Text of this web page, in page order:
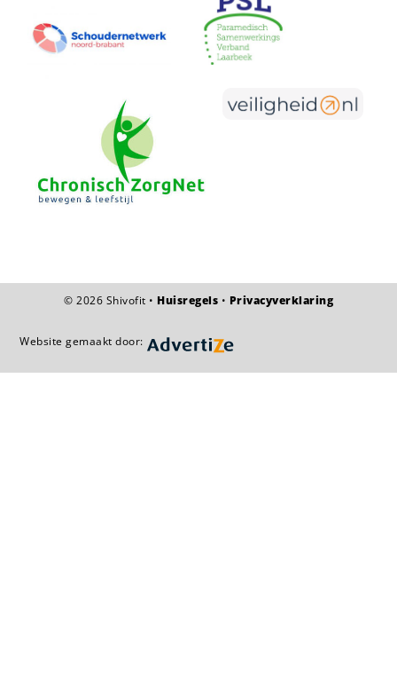
© 2026 Shivofit • Huisregels • Privacyverklaring
Website gemaakt door: